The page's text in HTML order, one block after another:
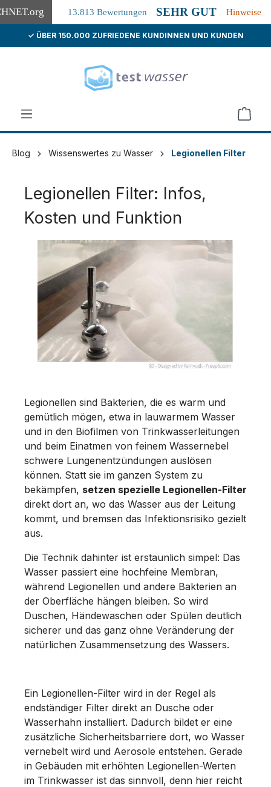
.org 13.813 Bewertungen SEHR GUT Hinweise
springen
✓ ÜBER 150.000 ZUFRIEDENE KUNDINNEN UND KUNDEN
Blog Wissenswertes zu Wasser Legionellen Filter
Legionellen Filter: Infos,
Kosten und Funktion
Legionellen sind Bakterien, die es warm und
gemütlich mögen, etwa in lauwarmem Wasser
und in den Biofilmen von Trinkwasserleitungen
und beim Einatmen von feinem Wassernebel
schwere Lungenentzündungen auslösen
können. Statt sie im ganzen System zu
bekämpfen, setzen spezielle Legionellen-Filter
direkt dort an, wo das Wasser aus der Leitung
kommt, und bremsen das Infektionsrisiko gezielt
aus.
Die Technik dahinter ist erstaunlich simpel: Das
Wasser passiert eine hochfeine Membran,
während Legionellen und andere Bakterien an
der Oberfläche hängen bleiben. So wird
Duschen, Händewaschen oder Spülen deutlich
sicherer und das ganz ohne Veränderung der
natürlichen Zusammensetzung des Wassers.
Ein Legionellen-Filter wird in der Regel als
endständiger Filter direkt an Dusche oder
Wasserhahn installiert. Dadurch bildet er eine
zusätzliche Sicherheitsbarriere dort, wo Wasser
vernebelt wird und Aerosole entstehen. Gerade
in Gebäuden mit erhöhten Legionellen-Werten
im Trinkwasser ist das sinnvoll, denn hier reicht